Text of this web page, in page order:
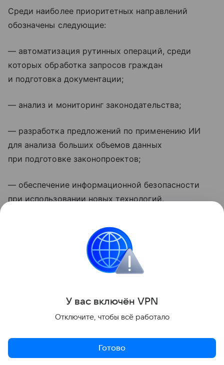
Среди наиболее приоритетных направлений
обозначены следующие:
— автоматизация рутинных операций, среди
которых обработка запросов граждан
и подготовка документации;
— анализ и мониторинг законодательства;
— разработка предложений по применению ИИ
для анализа больших объемов данных
при подготовке законопроектов;
— обеспечение информационной безопасности
при использовании новых технологий.
Обсудить эту новость и высказать свое мнение
вы можете в нашем Telegram. Также не забудьте
подписаться на нас во Вконтакте
Поделиться
Актуальное Топ дня Видео
У вас включён VPN
Отключите, чтобы всё работало
Готово